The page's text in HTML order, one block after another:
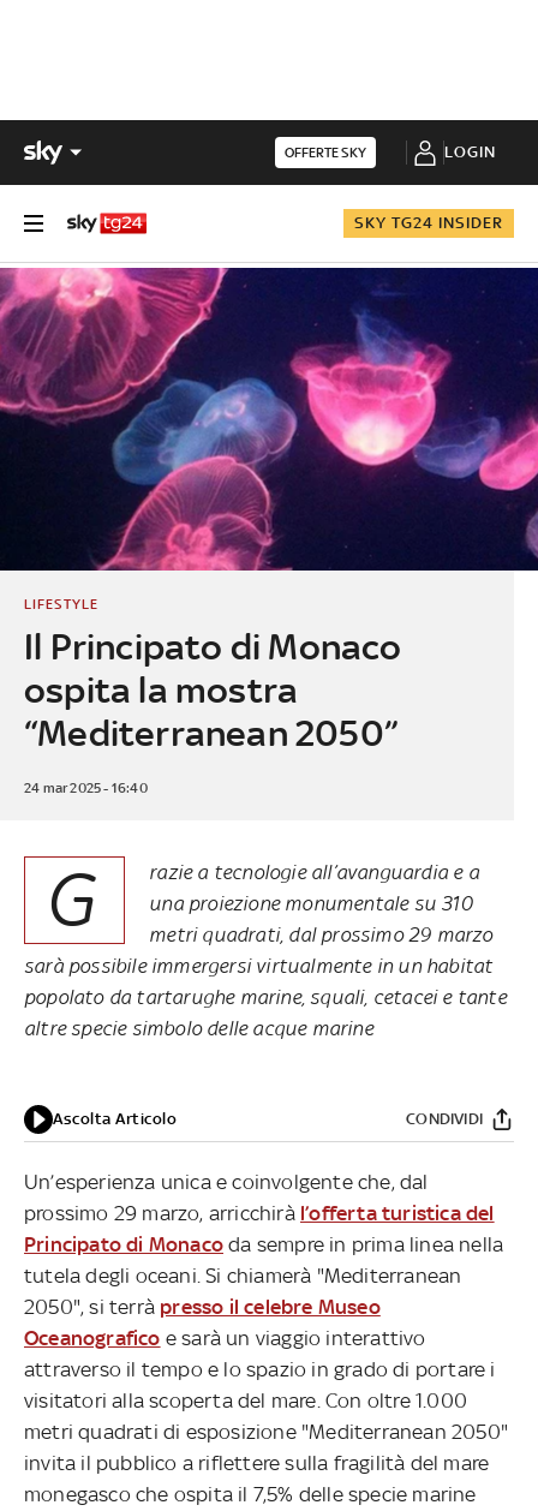
OFFERTE SKY LOGIN
SKY TG24 INSIDER
Il Principato di Monaco
ospita la mostra
“Mediterranean 2050”
LIFESTYLE
24 mar 2025 - 16:40
G
razie a tecnologie all’avanguardia e a
una proiezione monumentale su 310
metri quadrati, dal prossimo 29 marzo
sarà possibile immergersi virtualmente in un habitat
popolato da tartarughe marine, squali, cetacei e tante
altre specie simbolo delle acque marine
Ascolta Articolo CONDIVIDI
Un’esperienza unica e coinvolgente che, dal
prossimo 29 marzo, arricchirà l’offerta turistica del
Principato di Monaco da sempre in prima linea nella
tutela degli oceani. Si chiamerà "Mediterranean
2050", si terrà presso il celebre Museo
Oceanografico e sarà un viaggio interattivo
attraverso il tempo e lo spazio in grado di portare i
visitatori alla scoperta del mare. Con oltre 1.000
metri quadrati di esposizione "Mediterranean 2050"
invita il pubblico a riflettere sulla fragilità del mare
monegasco che ospita il 7,5% delle specie marine